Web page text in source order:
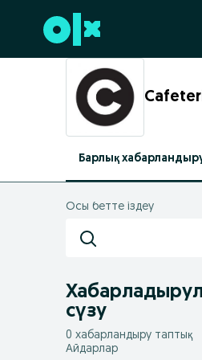
Төменгі деректемеге өту
Барлық
Осы бетте іздеу
сүзу
0 хабарландыру таптық
Айдарлар